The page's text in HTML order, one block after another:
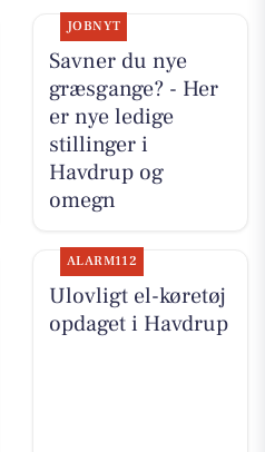
JOBNYT
Savner du nye
græsgange? - Her
er nye ledige
stillinger i
Havdrup og
omegn
ALARM112
Ulovligt el-køretøj
opdaget i Havdrup